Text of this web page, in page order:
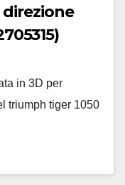
direzione
in 3D per
triumph tiger 1050